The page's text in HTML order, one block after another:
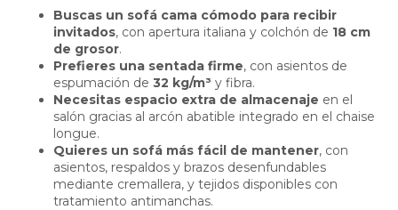
Buscas un sofá cama cómodo para recibir
invitados, con apertura italiana y colchón de 18 cm
de grosor.
Prefieres una sentada firme, con asientos de
espumación de 32 kg/m³ y fibra.
Necesitas espacio extra de almacenaje en el
salón gracias al arcón abatible integrado en el chaise
longue.
Quieres un sofá más fácil de mantener, con
asientos, respaldos y brazos desenfundables
mediante cremallera, y tejidos disponibles con
tratamiento antimanchas.